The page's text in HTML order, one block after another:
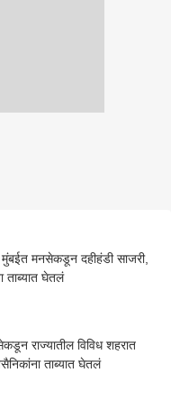
मनसेकडून दहीहंडी साजरी,
ताब्यात घेतलं
राज्यातील विविध शहरात
ताब्यात घेतलं